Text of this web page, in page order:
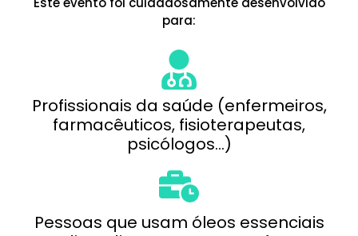
para:
Profissionais da saúde (enfermeiros,
farmacêuticos, fisioterapeutas,
psicólogos...)
Pessoas que usam óleos essenciais